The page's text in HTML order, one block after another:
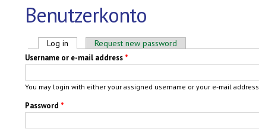
Benutzerkonto
Primary tabs
Log in (active tab)Request new password
Username or e-mail address *
You may login with either your assigned username or your e-mail address.
Password *